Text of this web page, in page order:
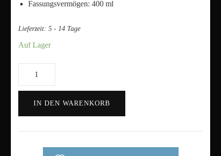
Fassungsvermögen: 400 ml
Lieferzeit:5 - 14 Tage
Auf Lager
Lovers
Bookish
IN DEN WARENKORB